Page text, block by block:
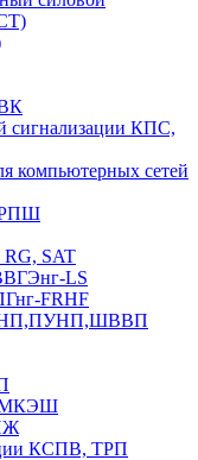
сигнализации КПС,
компьютерных сетей
РПШ
RG, SAT
LS
FRHF
МКЭШ
КСПВ, ТРП